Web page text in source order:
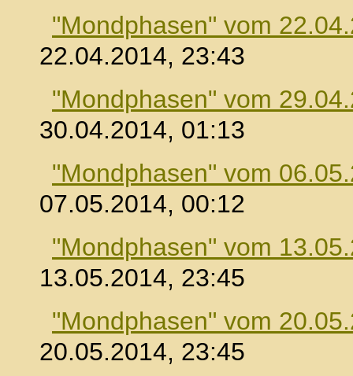
"Mondphasen" vom
22.04.2014, 23:43
"Mondphasen" vom
30.04.2014, 01:13
"Mondphasen" vom
07.05.2014, 00:12
"Mondphasen" vom
13.05.2014, 23:45
"Mondphasen" vom
20.05.2014, 23:45